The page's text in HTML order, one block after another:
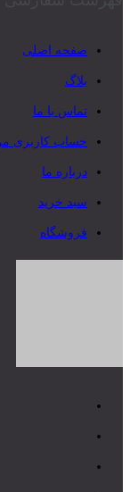
صفحه اصلی
بلاگ
تماس با ما
حساب کاربری
درباره ما
سبد خرید
فروشگاه